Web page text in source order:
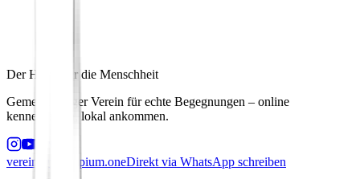
Der Hafen für die Menschheit
Gemeinnütziger Verein für echte Begegnungen – online
kennenlernen, lokal ankommen.
verein@principium.oneDirekt via WhatsApp schreiben